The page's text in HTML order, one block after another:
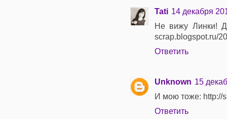
Tati 14 декабря
Не вижу Линки!
scrap.blogspot.ru/
Ответить
Unknown 15
И мою тоже: http://
Ответить